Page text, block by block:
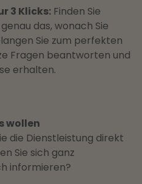
3 Klicks: Finden Sie
das, wonach Sie
Sie zum perfekten
Fragen beantworten und
erhalten.
wollen
die Dienstleistung direkt
Sie sich ganz
informieren?